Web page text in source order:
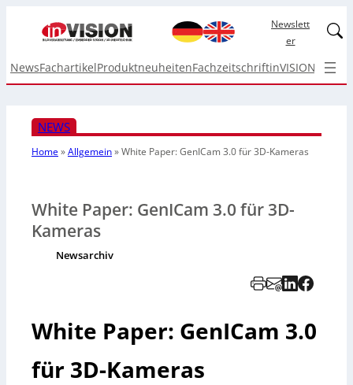
Newslett
er
NewsFachartikelProduktneuheitenFachzeitschriftinVISION Top
NEWS
Home»Allgemein»White Paper: GenICam 3.0 für 3D-Kameras
White Paper: GenICam 3.0 für 3D-
Kameras
Newsarchiv
White Paper: GenICam 3.0
für 3D-Kameras